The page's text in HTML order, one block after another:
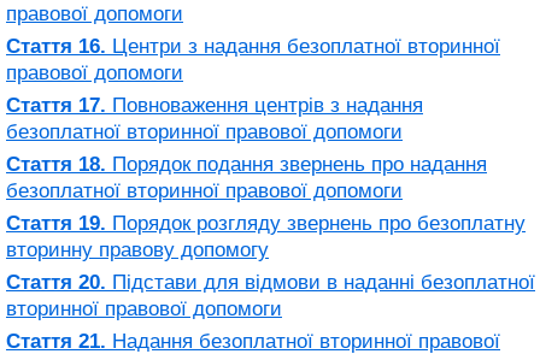
правової допомоги
Стаття 16. Центри з надання безоплатної вторинної
правової допомоги
Стаття 17. Повноваження центрів з надання
безоплатної вторинної правової допомоги
Стаття 18. Порядок подання звернень про надання
безоплатної вторинної правової допомоги
Стаття 19. Порядок розгляду звернень про безоплатну
вторинну правову допомогу
Стаття 20. Підстави для відмови в наданні безоплатної
вторинної правової допомоги
Стаття 21. Надання безоплатної вторинної правової